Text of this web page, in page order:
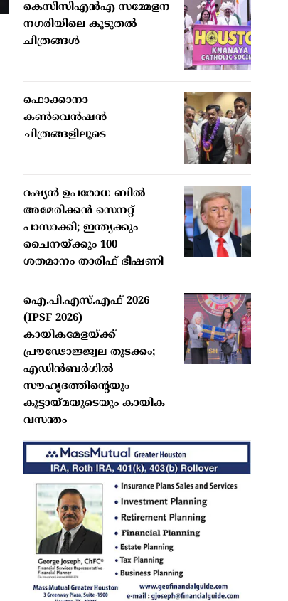
കെസിസിഎന്‍എ സമ്മേളന
നഗരിയിലെ കൂടുതല്‍
ചിത്രങ്ങള്‍
ഫൊക്കാനാ
കണ്‍വെന്‍ഷന്‍
ചിത്രങ്ങളിലൂടെ
റഷ്യന്‍ ഉപരോധ ബില്‍
അമേരിക്കന്‍ സെനറ്റ്
പാസാക്കി; ഇന്ത്യക്കും
ചൈനയ്ക്കും 100
ശതമാനം താരിഫ് ഭീഷണി
ഐ.പി.എസ്.എഫ് 2026
(IPSF 2026)
കായികമേളയ്ക്ക്
പ്രൗഢോജ്ജ്വല തുടക്കം;
എഡിന്‍ബര്‍ഗില്‍
സൗഹൃദത്തിന്റെയും
കൂട്ടായ്മയുടെയും കായിക
വസന്തം